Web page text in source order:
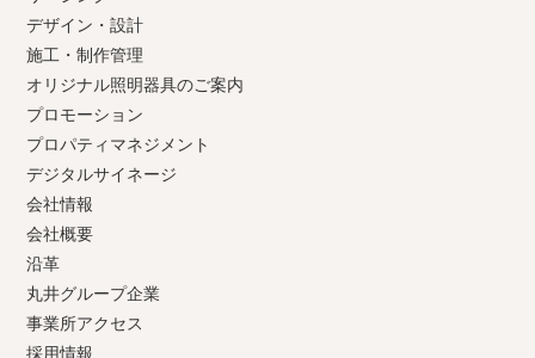
デザイン・設計
施工・制作管理
オリジナル照明器具のご案内
プロモーション
プロパティマネジメント
デジタルサイネージ
会社情報
会社概要
沿革
丸井グループ企業
事業所アクセス
採用情報